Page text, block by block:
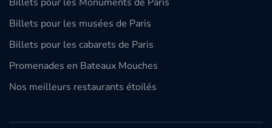
Billets pour les musées de Paris
Billets pour les cabarets de Paris
Promenades en Bateaux Mouches
Nos meilleurs restaurants étoilés